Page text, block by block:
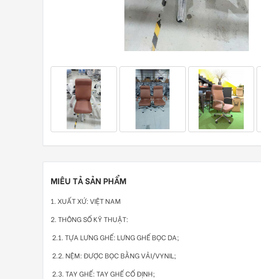
MIÊU TẢ SẢN PHẨM
1. XUẤT XỨ: VIỆT NAM
2. THÔNG SỐ KỸ THUẬT:
2.1. TỰA LƯNG GHẾ: LƯNG GHẾ BỌC DA;
2.2. NỆM: ĐƯỢC BỌC BẰNG VẢI/VYNIL;
2.3. TAY GHẾ: TAY GHẾ CỐ ĐỊNH;